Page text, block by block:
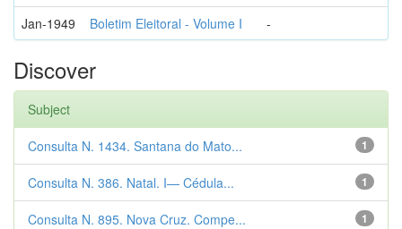
Jan-1949 Boletim Eleitoral - Volume I -
Discover
Subject
1
Consulta N. 1434. Santana do Mato...
1
Consulta N. 386. Natal. I— Cédula...
1
Consulta N. 895. Nova Cruz. Compe...